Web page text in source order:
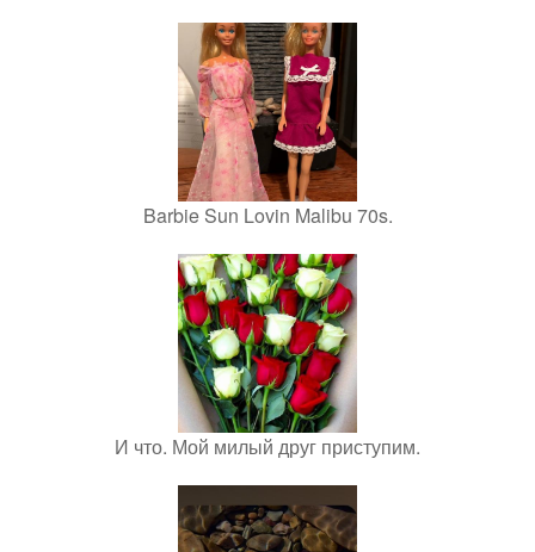
Barbie Sun Lovin Malibu 70s.
И что. Мой милый друг приступим.